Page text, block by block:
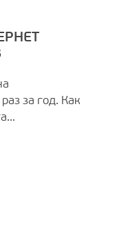
за год. Как